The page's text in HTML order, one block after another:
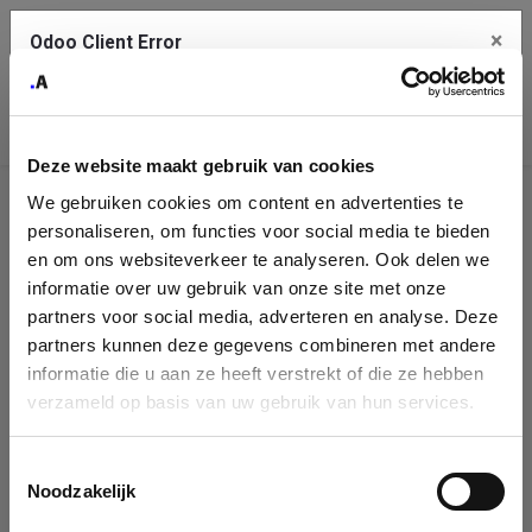
Deze website maakt gebruik van cookies
We gebruiken cookies om content en advertenties te
personaliseren, om functies voor social media te bieden
en om ons websiteverkeer te analyseren. Ook delen we
informatie over uw gebruik van onze site met onze
partners voor social media, adverteren en analyse. Deze
partners kunnen deze gegevens combineren met andere
informatie die u aan ze heeft verstrekt of die ze hebben
verzameld op basis van uw gebruik van hun services.
Noodzakelijk
Company
Identification
Please fill in your company details
You can search a company in our database by name, VAT or
enterprise ID. When a company is selected it will auto-complete the
form. If you don't find your company in our database, you can create
Odoo Client Error ×
service.
See details
Ok